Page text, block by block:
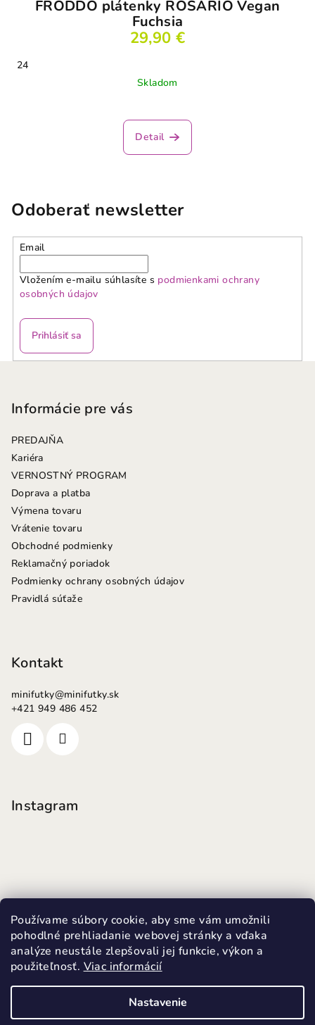
Používame súbory cookie, aby sme vám umožnili
pohodlné prehliadanie webovej stránky a vďaka
analýze neustále zlepšovali jej funkcie, výkon a
použiteľnosť. Viac informácií
Nastavenie
FRODDO plátenky ROSARIO Vegan
Fuchsia
29,90 €
24
Skladom
Detail
Odoberať newsletter
Email
Vložením e-mailu súhlasíte s podmienkami ochrany
osobných údajov
Prihlásiť sa
Informácie pre vás
PREDAJŇA
Kariéra
VERNOSTNÝ PROGRAM
Doprava a platba
Výmena tovaru
Vrátenie tovaru
Obchodné podmienky
Reklamačný poriadok
Podmienky ochrany osobných údajov
Pravidlá súťaže
Kontakt
minifutky@minifutky.sk
+421 949 486 452
Instagram
Sledovať na Instagrame